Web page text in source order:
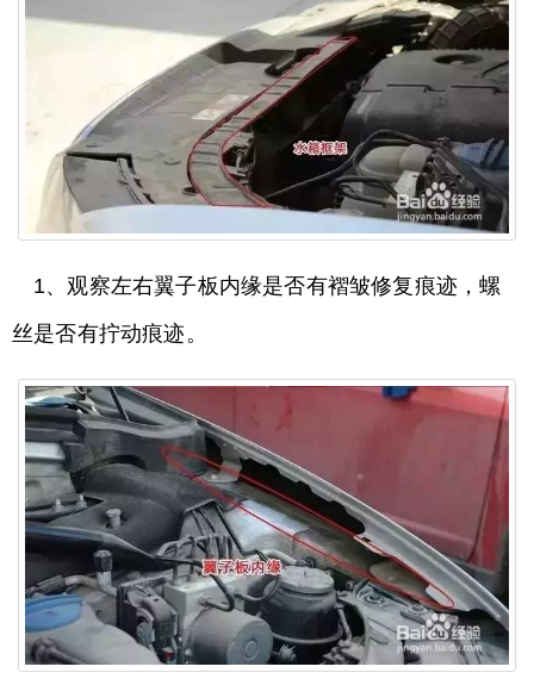
1、观察左右翼子板内缘是否有褶皱修复痕迹，螺
丝是否有拧动痕迹。